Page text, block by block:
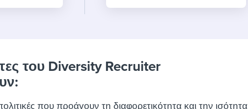
του Diversity Recruiter
πολιτικές που προάγουν τη διαφορετικότητα και την ισότητα